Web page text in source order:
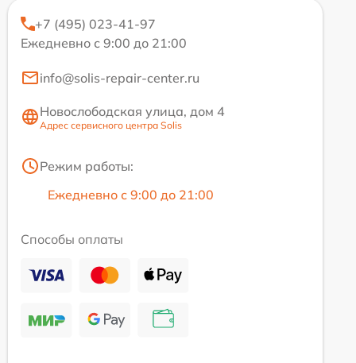
+7 (495) 023-41-97
Ежедневно с 9:00 до 21:00
info@solis-repair-center.ru
Новослободская улица, дом 4
Адрес сервисного центра Solis
Режим работы:
Ежедневно с 9:00 до 21:00
Способы оплаты